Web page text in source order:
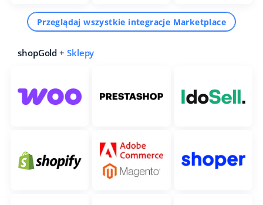
Przeglądaj wszystkie integracje Marketplace
shopGold + Sklepy